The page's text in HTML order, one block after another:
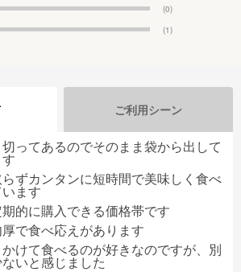
(0)
(1)
ご利用シーン
ってあるのでそのまま袋から出して
ずカンタンに短時間で美味しく食べ
ます
的に購入できる価格帯です
で食べ応えがあります
けて食べるのが好きなのですが、別
いと感じました